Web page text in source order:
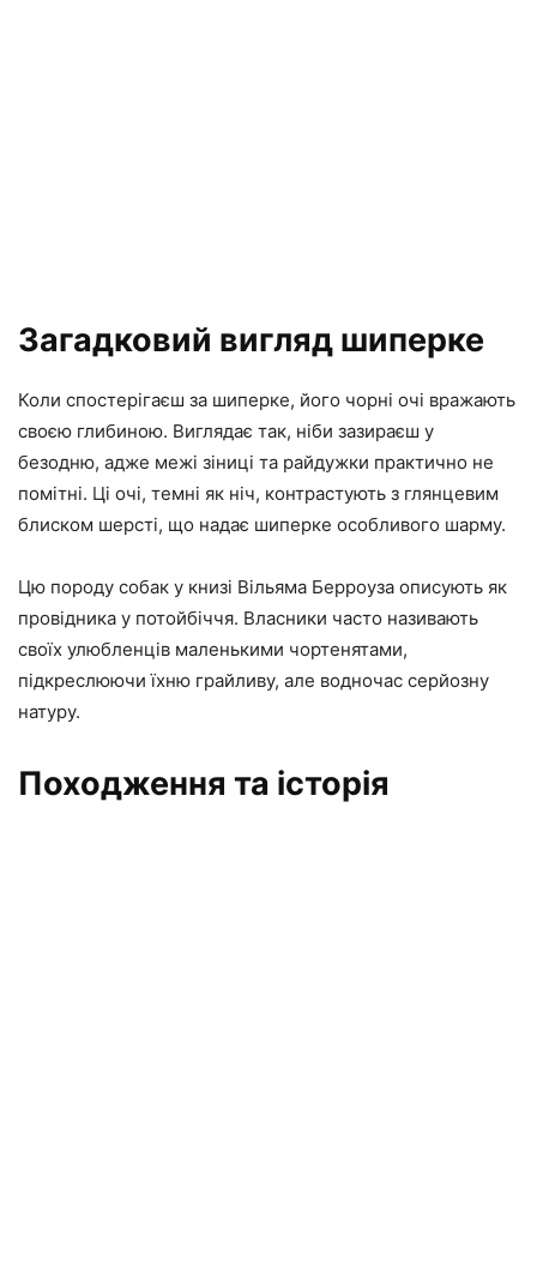
Загадковий вигляд шиперке
Коли спостерігаєш за шиперке, його чорні очі вражають
своєю глибиною. Виглядає так, ніби зазираєш у
безодню, адже межі зіниці та райдужки практично не
помітні. Ці очі, темні як ніч, контрастують з глянцевим
блиском шерсті, що надає шиперке особливого шарму.
Цю породу собак у книзі Вільяма Берроуза описують як
провідника у потойбіччя. Власники часто називають
своїх улюбленців маленькими чортенятами,
підкреслюючи їхню грайливу, але водночас серйозну
натуру.
Походження та історія